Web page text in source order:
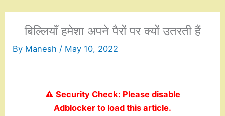
बिल्लियाँ हमेशा अपने पैरों पर क्यों उतरती हैं
By Manesh / May 10, 2022
⚠️ Security Check: Please disable
Adblocker to load this article.